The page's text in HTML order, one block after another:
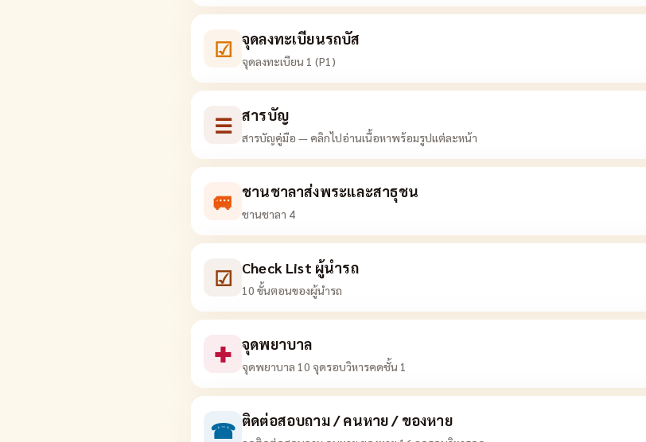
☑ จุดลงทะเบียนรถบัส
จุดลงทะเบียน 1 (P1)
☰ สารบัญ
สารบัญคู่มือ — คลิกไปอ่านเนื้อหาพร้อมรูปแต่ละหน้า
🚐 ชานชาลาส่งพระและสาธุชน
ชานชาลา 4
☑ Check List ผู้นำรถ
10 ขั้นตอนของผู้นำรถ
✚ จุดพยาบาล
จุดพยาบาล 10 จุดรอบวิหารคดชั้น 1
☎ ติดต่อสอบถาม / คนหาย / ของหาย